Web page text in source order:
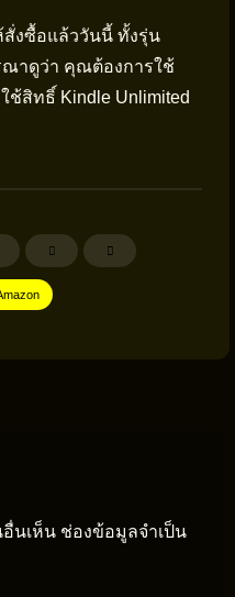
งซื้อแล้ววันนี้ ทั้งรุ่น
าดูว่า คุณต้องการใช้
ช้สิทธิ์ Kindle Unlimited
นเห็น ช่องข้อมูลจำเป็น